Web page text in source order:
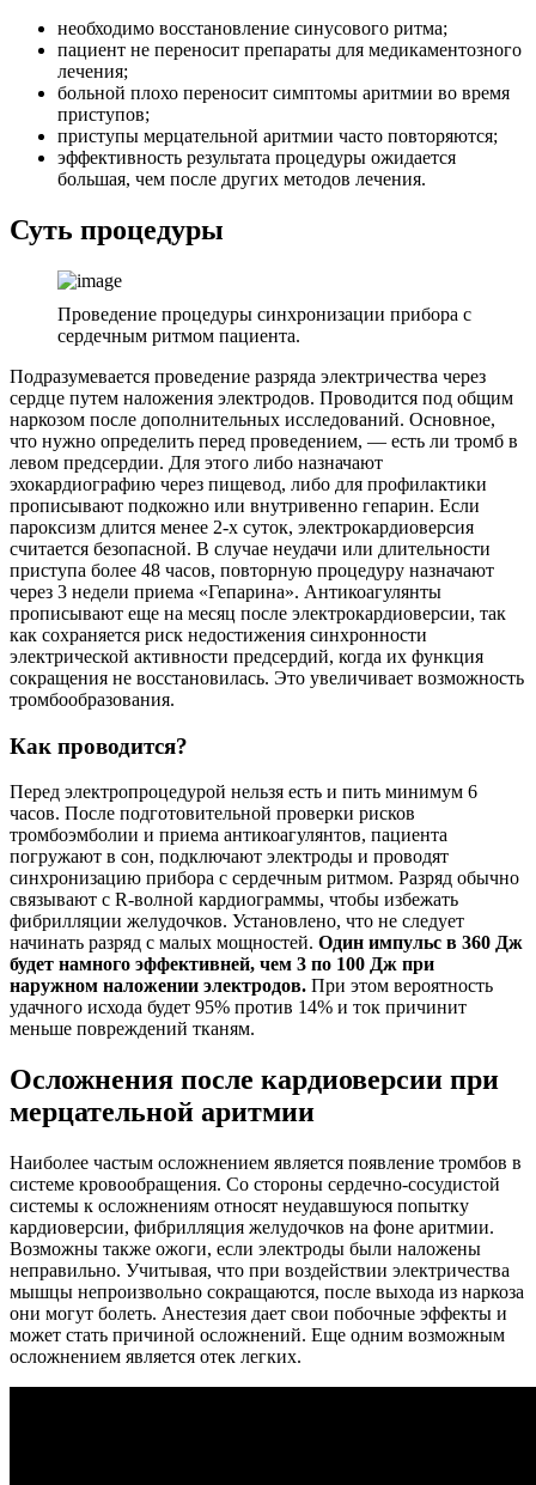
необходимо восстановление синусового ритма;
пациент не переносит препараты для медикаментозного
лечения;
больной плохо переносит симптомы аритмии во время
приступов;
приступы мерцательной аритмии часто повторяются;
эффективность результата процедуры ожидается
большая, чем после других методов лечения.
Суть процедуры
Проведение процедуры синхронизации прибора с
сердечным ритмом пациента.
Подразумевается проведение разряда электричества через
сердце путем наложения электродов. Проводится под общим
наркозом после дополнительных исследований. Основное,
что нужно определить перед проведением, — есть ли тромб в
левом предсердии. Для этого либо назначают
эхокардиографию через пищевод, либо для профилактики
прописывают подкожно или внутривенно гепарин. Если
пароксизм длится менее 2-х суток, электрокардиоверсия
считается безопасной. В случае неудачи или длительности
приступа более 48 часов, повторную процедуру назначают
через 3 недели приема «Гепарина». Антикоагулянты
прописывают еще на месяц после электрокардиоверсии, так
как сохраняется риск недостижения синхронности
электрической активности предсердий, когда их функция
сокращения не восстановилась. Это увеличивает возможность
тромбообразования.
Как проводится?
Перед электропроцедурой нельзя есть и пить минимум 6
часов. После подготовительной проверки рисков
тромбоэмболии и приема антикоагулянтов, пациента
погружают в сон, подключают электроды и проводят
синхронизацию прибора с сердечным ритмом. Разряд обычно
связывают с R-волной кардиограммы, чтобы избежать
фибрилляции желудочков. Установлено, что не следует
начинать разряд с малых мощностей. Один импульс в 360 Дж
будет намного эффективней, чем 3 по 100 Дж при
наружном наложении электродов. При этом вероятность
удачного исхода будет 95% против 14% и ток причинит
меньше повреждений тканям.
Осложнения после кардиоверсии при
мерцательной аритмии
Наиболее частым осложнением является появление тромбов в
системе кровообращения. Со стороны сердечно-сосудистой
системы к осложнениям относят неудавшуюся попытку
кардиоверсии, фибрилляция желудочков на фоне аритмии.
Возможны также ожоги, если электроды были наложены
неправильно. Учитывая, что при воздействии электричества
мышцы непроизвольно сокращаются, после выхода из наркоза
они могут болеть. Анестезия дает свои побочные эффекты и
может стать причиной осложнений. Еще одним возможным
осложнением является отек легких.